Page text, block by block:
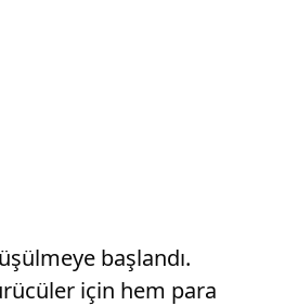
başlandı.
için hem para